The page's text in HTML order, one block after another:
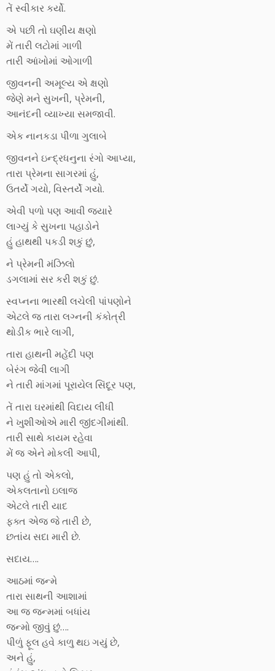
તેં સ્વીકાર કર્યો.
એ પછી તો ઘણીય ક્ષણો
મેં તારી લટોમાં ગાળી
તારી આંખોમાં ઓગાળી
જીવનની અમૂલ્ય એ ક્ષણો
જેણે મને સુખની, પ્રેમની,
આનંદની વ્યાખ્યા સમજાવી.
એક નાનકડા પીળા ગુલાબે
જીવનને ઇન્દ્રધનુના રંગો આપ્યા,
તારા પ્રેમના સાગરમાં હું,
ઉતર્યે ગયો, વિસ્તર્યે ગયો.
એવી પળો પણ આવી જ્યારે
લાગ્યું કે સુખના પહાડોને
હું હાથથી પકડી શકું છું,
ને પ્રેમની મંઝિલો
ડગલામાં સર કરી શકું છું.
સ્વપ્નના ભારથી લચેલી પાંપણોને
એટલે જ તારા લગ્નની કંકોત્રી
થોડીક ભારે લાગી,
તારા હાથની મહેંદી પણ
બેરંગ જેવી લાગી
ને તારી માંગમાં પૂરાયેલ સિંદૂર પણ,
તેં તારા ઘરમાંથી વિદાય લીધી
ને ખુશીઓએ મારી જીંદગીમાંથી.
તારી સાથે કાયમ રહેવા
મેં જ એને મોકલી આપી,
પણ હું તો એકલો,
એકલતાનો ઇલાજ
એટલે તારી યાદ
ફક્ત એજ જે તારી છે,
છતાંય સદા મારી છે.
સદાય….
આઠમાં જન્મે
તારા સાથની આશામાં
આ જ જન્મમાં બધાંય
જન્મો જીવું છું….
પીળું ફૂલ હવે કાળુ થઇ ગયું છે,
અને હું,